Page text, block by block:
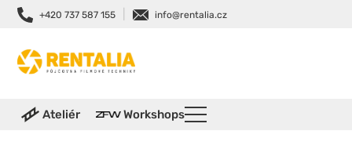
+420 737 587 155 info@rentalia.cz
Ateliér Workshops